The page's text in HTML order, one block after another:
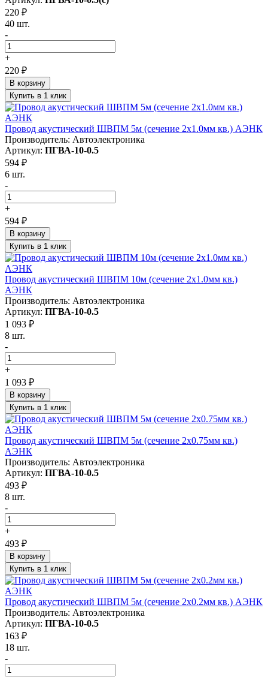
220 ₽
40 шт.
-
+
220 ₽
В корзину
Купить в 1 клик
Провод акустический ШВПМ 5м (сечение 2х1.0мм кв.) АЭНК
Производитель: Автоэлектроника
Артикул: ПГВА-10-0.5
594 ₽
6 шт.
-
+
594 ₽
В корзину
Купить в 1 клик
Провод акустический ШВПМ 10м (сечение 2х1.0мм кв.)
АЭНК
Производитель: Автоэлектроника
Артикул: ПГВА-10-0.5
1 093 ₽
8 шт.
-
+
1 093 ₽
В корзину
Купить в 1 клик
Провод акустический ШВПМ 5м (сечение 2х0.75мм кв.)
АЭНК
Производитель: Автоэлектроника
Артикул: ПГВА-10-0.5
493 ₽
8 шт.
-
+
493 ₽
В корзину
Купить в 1 клик
Провод акустический ШВПМ 5м (сечение 2х0.2мм кв.) АЭНК
Производитель: Автоэлектроника
Артикул: ПГВА-10-0.5
163 ₽
18 шт.
-